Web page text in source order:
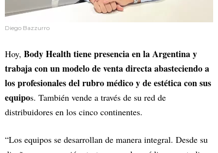
Diego Bazzurro
Hoy, Body Health tiene presencia en la Argentina y
trabaja con un modelo de venta directa abasteciendo a
los profesionales del rubro médico y de estética con sus
equipos. También vende a través de su red de
distribuidores en los cinco continentes.
“Los equipos se desarrollan de manera integral. Desde su